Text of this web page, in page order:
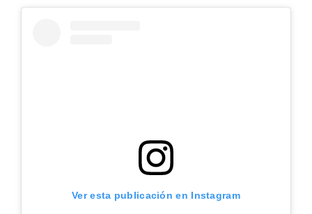
Ver esta publicación en Instagram